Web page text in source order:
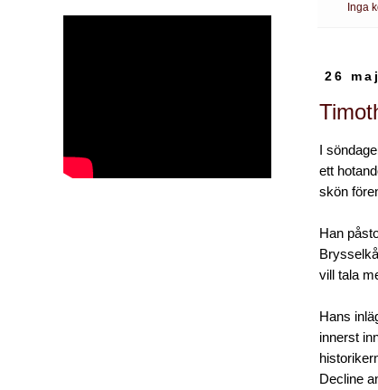
Inga
26
I
ett
skön
Han
vill tala
Hans
innerst
Decline